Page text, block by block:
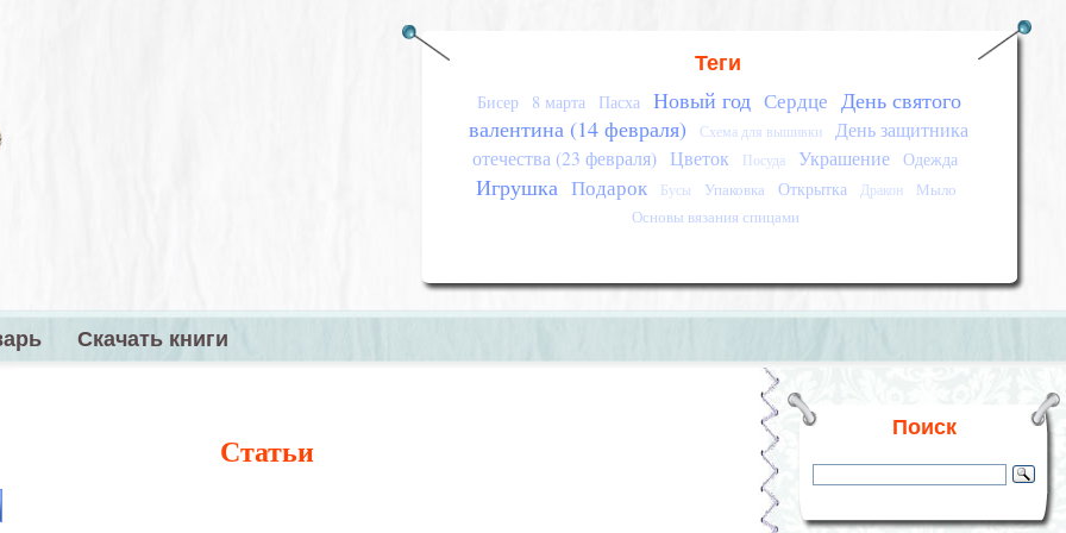
Теги
Бисер 8 марта Пасха Новый год Сердце День святого
валентина (14 февраля)
Схема для вышивки
День защитника
отечества (23 февраля)
Цветок Посуда Украшение Одежда
Игрушка Подарок Бусы Упаковка Открытка Дракон
Мыло
Основы вязания спицами
Скачать книги
Статьи
Поиск